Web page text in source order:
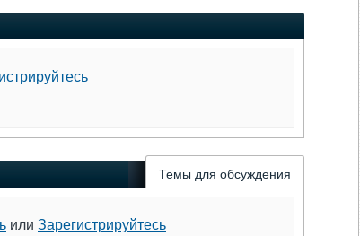
Темы для обсуждения
или Зарегистрируйтесь